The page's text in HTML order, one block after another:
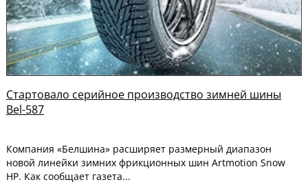
Стартовало серийное производство зимней шины
Bel-587
Компания «Белшина» расширяет размерный диапазон
новой линейки зимних фрикционных шин Artmotion Snow
HP. Как сообщает газета...